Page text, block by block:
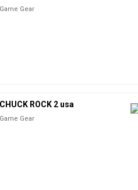
Game Gear
CHUCK ROCK 2 usa
Game Gear